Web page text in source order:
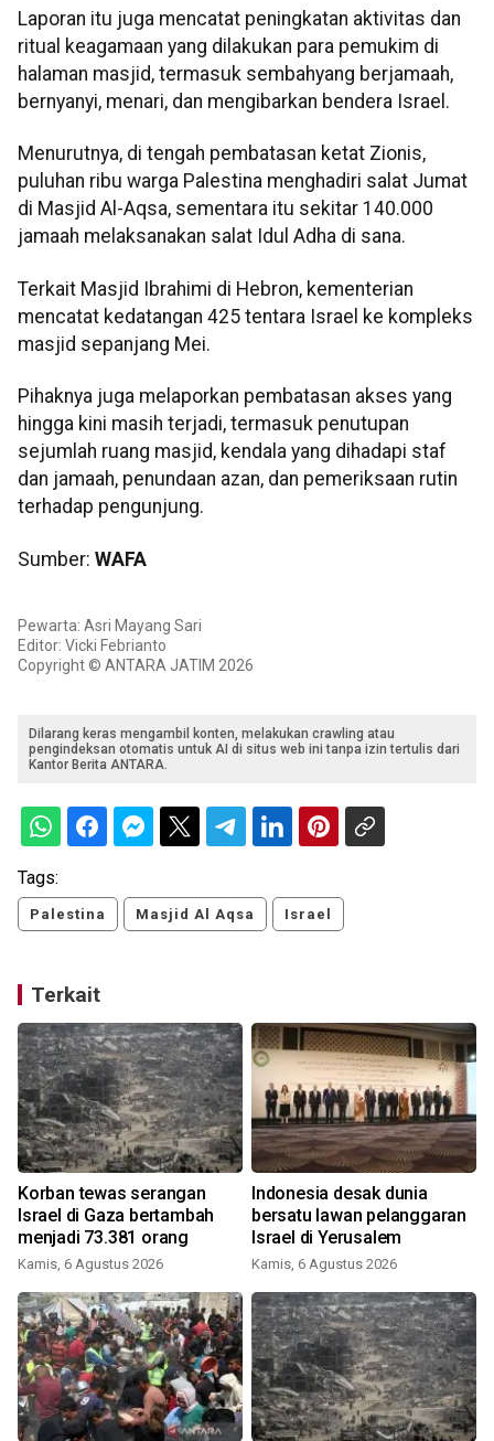
Laporan itu juga mencatat peningkatan aktivitas dan
ritual keagamaan yang dilakukan para pemukim di
halaman masjid, termasuk sembahyang berjamaah,
bernyanyi, menari, dan mengibarkan bendera Israel.
Menurutnya, di tengah pembatasan ketat Zionis,
puluhan ribu warga Palestina menghadiri salat Jumat
di Masjid Al-Aqsa, sementara itu sekitar 140.000
jamaah melaksanakan salat Idul Adha di sana.
Terkait Masjid Ibrahimi di Hebron, kementerian
mencatat kedatangan 425 tentara Israel ke kompleks
masjid sepanjang Mei.
Pihaknya juga melaporkan pembatasan akses yang
hingga kini masih terjadi, termasuk penutupan
sejumlah ruang masjid, kendala yang dihadapi staf
dan jamaah, penundaan azan, dan pemeriksaan rutin
terhadap pengunjung.
Sumber: WAFA
Pewarta: Asri Mayang Sari
Editor: Vicki Febrianto
Copyright © ANTARA JATIM 2026
Dilarang keras mengambil konten, melakukan crawling atau
pengindeksan otomatis untuk AI di situs web ini tanpa izin tertulis dari
Kantor Berita ANTARA.
Tags:
Palestina Masjid Al Aqsa Israel
Terkait
Korban tewas serangan
Israel di Gaza bertambah
menjadi 73.381 orang
Kamis, 6 Agustus 2026
Indonesia desak dunia
bersatu lawan pelanggaran
Israel di Yerusalem
Kamis, 6 Agustus 2026